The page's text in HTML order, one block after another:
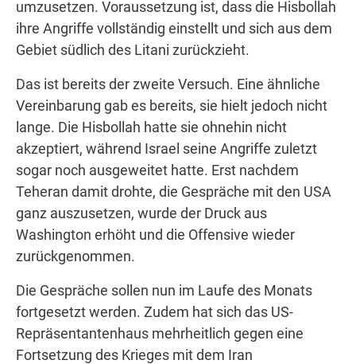
umzusetzen. Voraussetzung ist, dass die Hisbollah
ihre Angriffe vollständig einstellt und sich aus dem
Gebiet südlich des Litani zurückzieht.
Das ist bereits der zweite Versuch. Eine ähnliche
Vereinbarung gab es bereits, sie hielt jedoch nicht
lange. Die Hisbollah hatte sie ohnehin nicht
akzeptiert, während Israel seine Angriffe zuletzt
sogar noch ausgeweitet hatte. Erst nachdem
Teheran damit drohte, die Gespräche mit den USA
ganz auszusetzen, wurde der Druck aus
Washington erhöht und die Offensive wieder
zurückgenommen.
Die Gespräche sollen nun im Laufe des Monats
fortgesetzt werden. Zudem hat sich das US-
Repräsentantenhaus mehrheitlich gegen eine
Fortsetzung des Krieges mit dem Iran